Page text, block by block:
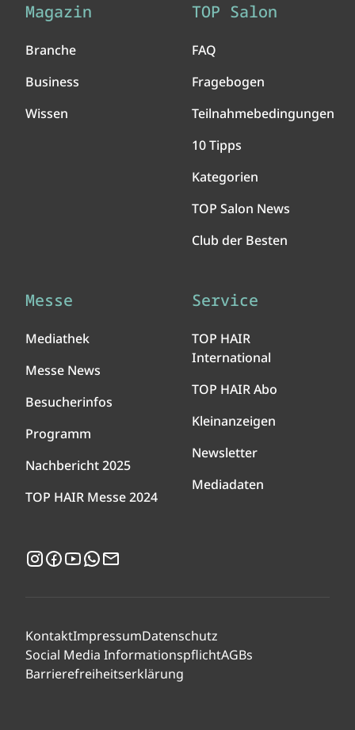
Magazin
Branche
Business
Wissen
TOP Salon
FAQ
Fragebogen
Teilnahmebedingungen
10 Tipps
Kategorien
TOP Salon News
Club der Besten
Messe
Mediathek
Messe News
Besucherinfos
Programm
Nachbericht 2025
TOP HAIR Messe 2024
Service
TOP HAIR
International
TOP HAIR Abo
Kleinanzeigen
Newsletter
Mediadaten
Instagram
Facebook
YouTubeWhatsApp
KontaktImpressumDatenschutz
Social Media InformationspflichtAGBs
Barrierefreiheitserklärung